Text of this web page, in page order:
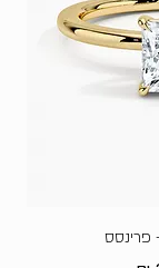
פרינסס